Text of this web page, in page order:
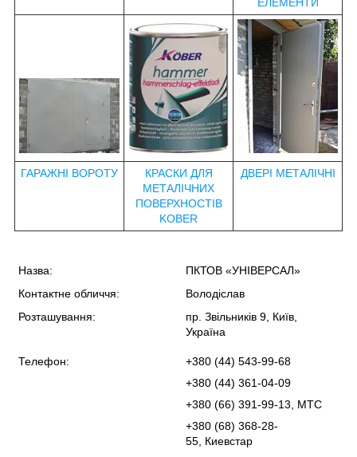
ГАРАЖНІ ВОРОТУ
КРАСКИ ДЛЯ
МЕТАЛІЧНИХ
ПОВЕРХНОСТІВ
KOBER
ДВЕРІ МЕТАЛІЧНІ
Назва:
ПКТОВ «УНІВЕРСАЛ»
Контактне обличчя:
Володіслав
Розташування:
пр. Звільників 9, Київ,
Україна
Телефон:
+380 (44) 543-99-68
+380 (44) 361-04-09
+380 (66) 391-99-13, МТС
+380 (68) 368-28-
55, Киевстар